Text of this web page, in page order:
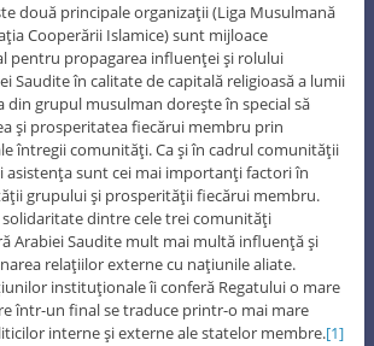
două principale organizaţii (Liga Musulmană
Cooperării Islamice) sunt mijloace
pentru propagarea influenţei şi rolului
Saudite în calitate de capitală religioasă a lumii
din grupul musulman doreşte în special să
şi prosperitatea fiecărui membru prin
întregii comunităţi. Ca şi în cadrul comunităţii
asistenţa sunt cei mai importanţi factori în
grupului şi prosperităţii fiecărui membru.
dintre cele trei comunităţi
Arabiei Saudite mult mai multă influenţă şi
relaţiilor externe cu naţiunile aliate.
instituţionale îi conferă Regatului o mare
într-un final se traduce printr-o mai mare
interne şi externe ale statelor membre.[1]